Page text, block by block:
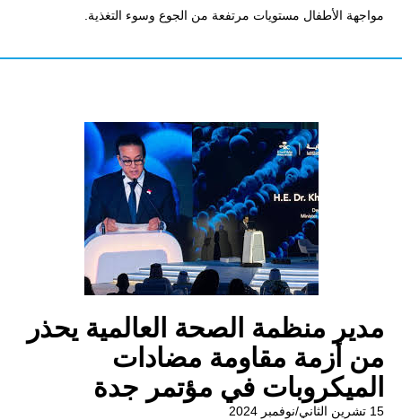
مواجهة الأطفال مستويات مرتفعة من الجوع وسوء التغذية.
مدير منظمة الصحة العالمية يحذر
من أزمة مقاومة مضادات
الميكروبات في مؤتمر جدة
15 تشرين الثاني/نوفمبر 2024